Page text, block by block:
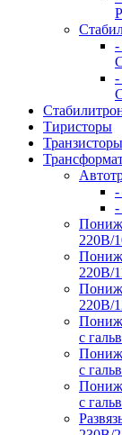
-
-
Тиристоры
Транзисторы
-
-
220В/
220В/
220В/
с
с
с